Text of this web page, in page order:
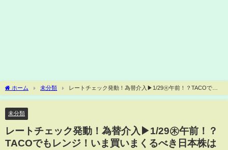
ホーム 未分類
レートチェック発動！為替介入▶1/29㊍午前！？TACOでも
レンジ！いま買いまくるべき日本株は〇〇〇〇！
未分類
レートチェック発動！為替介入▶1/29㊍午前！？
TACOでもレンジ！いま買いまくるべき日本株は